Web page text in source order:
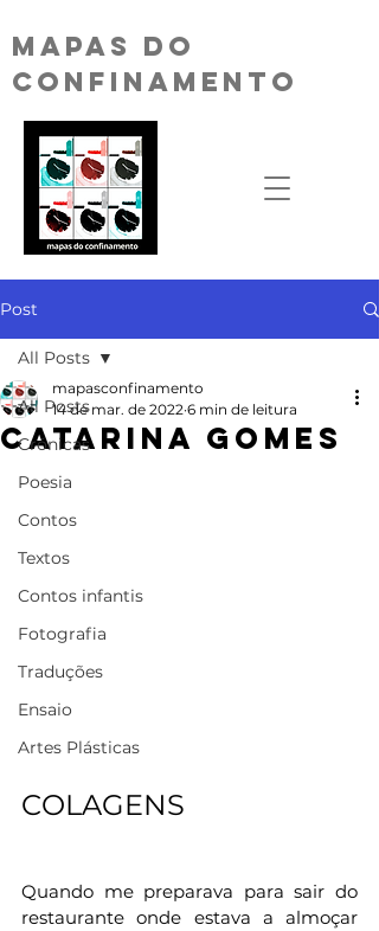
MAPAS DO
CONFINAMENTO
Post
All Posts
Crónicas
Poesia
Contos
Textos
Contos infantis
Fotografia
Traduções
Ensaio
Artes Plásticas
All Posts
Catarina Gomes
mapasconfinamento
14 de mar. de 2022 6 min de leitura
COLAGENS
Quando me preparava para sair do
restaurante onde estava a almoçar